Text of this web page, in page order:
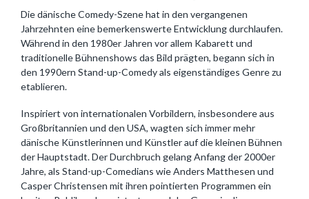
Die dänische Comedy-Szene hat in den vergangenen
Jahrzehnten eine bemerkenswerte Entwicklung durchlaufen.
Während in den 1980er Jahren vor allem Kabarett und
traditionelle Bühnenshows das Bild prägten, begann sich in
den 1990ern Stand-up-Comedy als eigenständiges Genre zu
etablieren.
Inspiriert von internationalen Vorbildern, insbesondere aus
Großbritannien und den USA, wagten sich immer mehr
dänische Künstlerinnen und Künstler auf die kleinen Bühnen
der Hauptstadt. Der Durchbruch gelang Anfang der 2000er
Jahre, als Stand-up-Comedians wie Anders Matthesen und
Casper Christensen mit ihren pointierten Programmen ein